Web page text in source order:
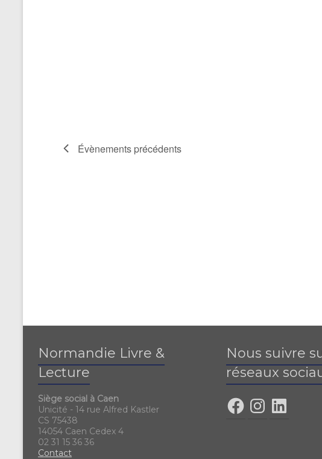
Évènements précédents
Normandie Livre &
Lecture
Siège social à Caen
Unicité - 14 rue Alfred Kastler
CS 75438
14054 Caen Cedex 4
02 31 15 36 36
Contact
Nous suivre
réseaux